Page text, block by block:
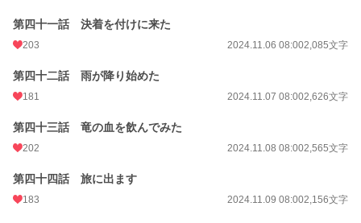
第四十一話 決着を付けに来た
203 2024.11.06 08:002,085文字
第四十二話 雨が降り始めた
181 2024.11.07 08:002,626文字
第四十三話 竜の血を飲んでみた
202 2024.11.08 08:002,565文字
第四十四話 旅に出ます
183 2024.11.09 08:002,156文字